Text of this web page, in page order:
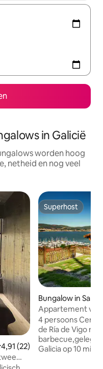
in Galicië
worden hoog
netheid en nog veel
beoordeling van
4,91 (22)
Superhost
Superhost
Bungalow in San
s
Appartement
(Pontevedra)
4 persoons
de Ría de Vigo
barbecue,gelegen
Galicia op 10